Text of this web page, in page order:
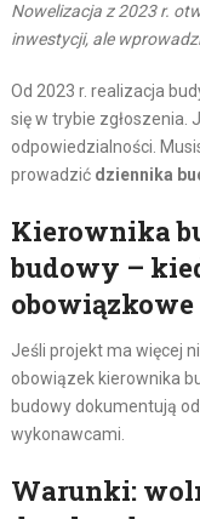
Nowelizacja z 2023 r.
inwestycji, ale
Od 2023 r. realizacja
się w trybie zgłoszenia.
odpowiedzialności.
prowadzić dziennika
Kierownika
budowy –
obowiązkowe
Jeśli projekt ma więcej
obowiązek kierownika
budowy dokumentują
wykonawcami.
Warunki: